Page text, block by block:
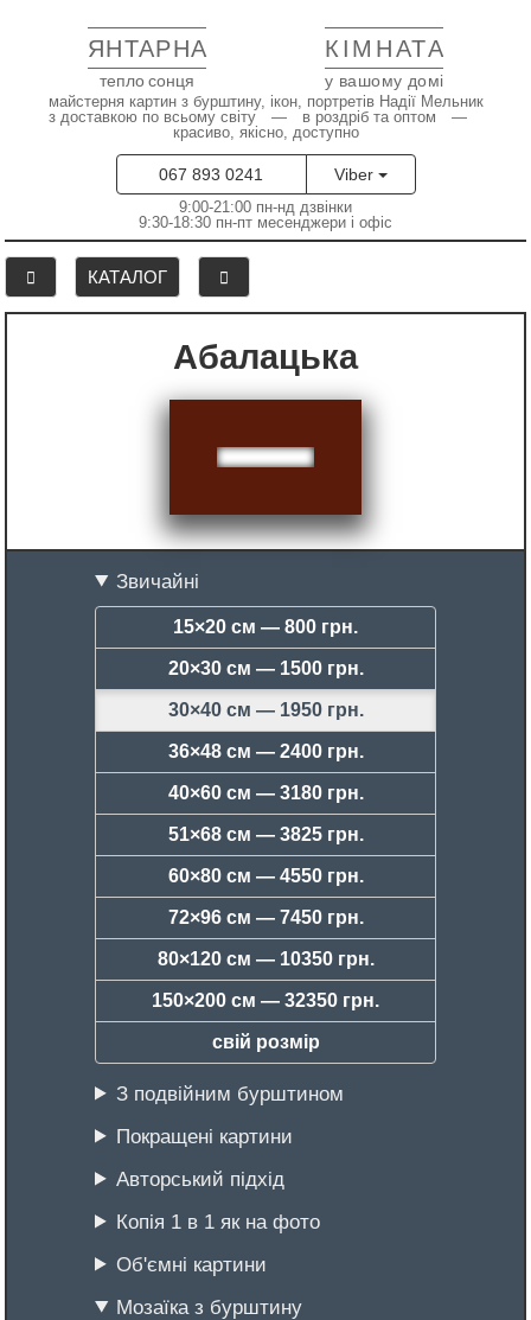
ЯНТАРНА КІМНАТА
тепло сонця у вашому домі
майстерня картин з бурштину, ікон, портретів Надії Мельник
з доставкою по всьому світу — в роздріб та оптом —
красиво, якісно, доступно
067 893 0241 Viber
9:00-21:00 пн-нд дзвінки
9:30-18:30 пн-пт месенджери і офіс
КАТАЛОГ
Абалацька
Звичайні
15×20 см — 800 грн.
20×30 см — 1500 грн.
30×40 см — 1950 грн.
36×48 см — 2400 грн.
40×60 см — 3180 грн.
51×68 см — 3825 грн.
60×80 см — 4550 грн.
72×96 см — 7450 грн.
80×120 см — 10350 грн.
150×200 см — 32350 грн.
свій розмір
З подвійним бурштином
Покращені картини
Авторський підхід
Копія 1 в 1 як на фото
Об'ємні картини
Мозаїка з бурштину